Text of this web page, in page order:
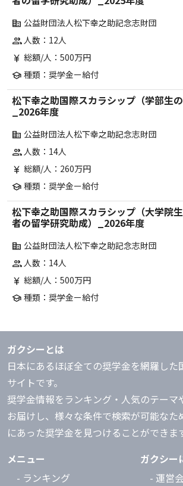
corporate_fare 公益財団法人松下幸之助記念志財団
group人数：12人
currency_yen 総額/人：500万円
school 種類：奨学金ー給付
松下幸之助国際スカラシップ（学部生の
_2026年度
corporate_fare 公益財団法人松下幸之助記念志財団
group人数：14人
currency_yen 総額/人：260万円
school 種類：奨学金ー給付
松下幸之助国際スカラシップ（大学院
者の留学研究助成）_2026年度
corporate_fare 公益財団法人松下幸之助記念志財団
group人数：14人
currency_yen 総額/人：500万円
school 種類：奨学金ー給付
ガクシーとは
日本にあるほぼ全ての奨学金を網羅した
サイトです。
奨学金情報をランキング・人気のテーマ
お届けし、様々な条件で検索が可能なた
にあった奨学金を見つけることができま
メニュー
- ランキング
ガクシー
- 運営